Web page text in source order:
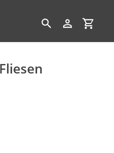
SuchenEinloggen